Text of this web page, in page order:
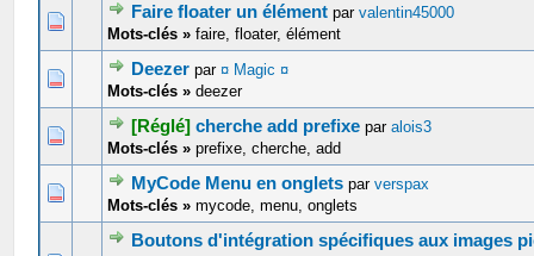
Faire floater un élément parvalentin45000
Mots-clés »faire, floater, élément
0 Votes - 0 sur 5 en moyenne
1 234 5
Deezer par ¤ Magic ¤
Mots-clés »deezer
0 Votes - 0 sur 5 en moyenne
1 2345
[Réglé] cherche add prefixe paralois3
Mots-clés »prefixe, cherche, add
0 Votes - 0 sur 5 en moyenne
12345
MyCode Menu en onglets parverspax
Mots-clés »mycode, menu, onglets
0 Votes - 0 sur 5 en moyenne
12345
Boutons d'intégration spécifiques aux images